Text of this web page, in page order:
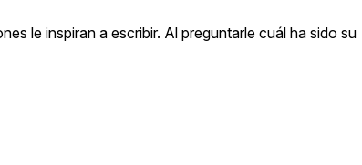
le inspiran a escribir. Al preguntarle cuál ha sido su